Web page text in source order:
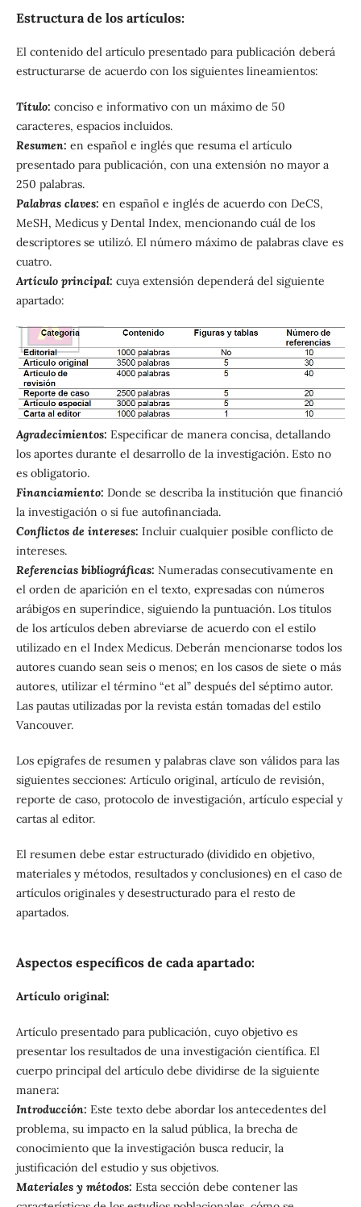
Estructura de los artículos:
El contenido del artículo presentado para publicación deberá
estructurarse de acuerdo con los siguientes lineamientos:
Título: conciso e informativo con un máximo de 50
caracteres, espacios incluidos.
Resumen: en español e inglés que resuma el artículo
presentado para publicación, con una extensión no mayor a
250 palabras.
Palabras claves: en español e inglés de acuerdo con DeCS,
MeSH, Medicus y Dental Index, mencionando cuál de los
descriptores se utilizó. El número máximo de palabras clave es
cuatro.
Artículo principal: cuya extensión dependerá del siguiente
apartado:
Agradecimientos: Especificar de manera concisa, detallando
los aportes durante el desarrollo de la investigación. Esto no
es obligatorio.
Financiamiento: Donde se describa la institución que financió
la investigación o si fue autofinanciada.
Conflictos de intereses: Incluir cualquier posible conflicto de
intereses.
Referencias bibliográficas: Numeradas consecutivamente en
el orden de aparición en el texto, expresadas con números
arábigos en superíndice, siguiendo la puntuación. Los títulos
de los artículos deben abreviarse de acuerdo con el estilo
utilizado en el Index Medicus. Deberán mencionarse todos los
autores cuando sean seis o menos; en los casos de siete o más
autores, utilizar el término “et al” después del séptimo autor.
Las pautas utilizadas por la revista están tomadas del estilo
Vancouver.
Los epígrafes de resumen y palabras clave son válidos para las
siguientes secciones: Artículo original, artículo de revisión,
reporte de caso, protocolo de investigación, artículo especial y
cartas al editor.
El resumen debe estar estructurado (dividido en objetivo,
materiales y métodos, resultados y conclusiones) en el caso de
artículos originales y desestructurado para el resto de
apartados.
Aspectos específicos de cada apartado:
Artículo original:
Artículo presentado para publicación, cuyo objetivo es
presentar los resultados de una investigación científica. El
cuerpo principal del artículo debe dividirse de la siguiente
manera:
Introducción: Este texto debe abordar los antecedentes del
problema, su impacto en la salud pública, la brecha de
conocimiento que la investigación busca reducir, la
justificación del estudio y sus objetivos.
Materiales y métodos: Esta sección debe contener las